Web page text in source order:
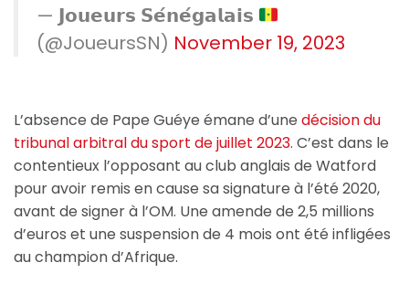
— 𝗝𝗼𝘂𝗲𝘂𝗿𝘀 𝗦𝗲́𝗻𝗲́𝗴𝗮𝗹𝗮𝗶𝘀
(@JoueursSN) November 19, 2023
L’absence de Pape Guéye émane d’une décision du
tribunal arbitral du sport de juillet 2023. C’est dans le
contentieux l’opposant au club anglais de Watford
pour avoir remis en cause sa signature à l’été 2020,
avant de signer à l’OM. Une amende de 2,5 millions
d’euros et une suspension de 4 mois ont été infligées
au champion d’Afrique.